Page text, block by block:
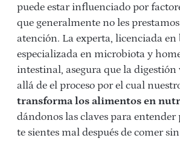
puede estar influenciado por
que generalmente no les
atención. La experta, licenciada
especializada en microbiota y
intestinal, asegura que la
allá de el proceso por el cual
transforma los alimentos en
dándonos las claves para entender
te sientes mal después de comer